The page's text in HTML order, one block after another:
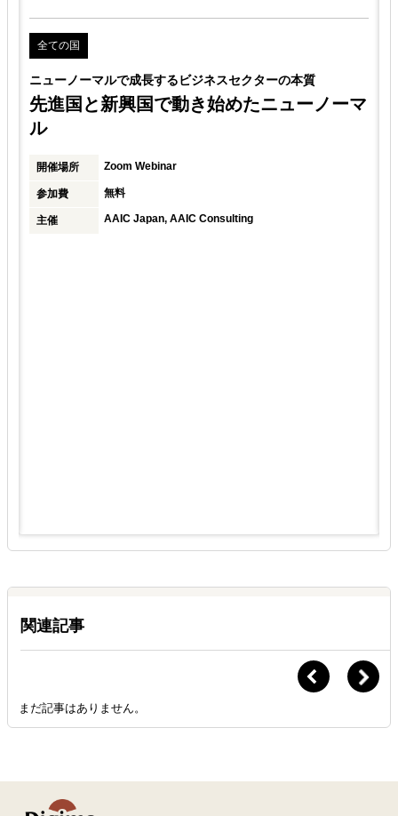
全ての国
ニューノーマルで成長するビジネスセクターの本質
先進国と新興国で動き始めたニューノーマ
ル
開催場所 Zoom Webinar
参加費 無料
主催 AAIC Japan, AAIC Consulting
関連記事
まだ記事はありません。